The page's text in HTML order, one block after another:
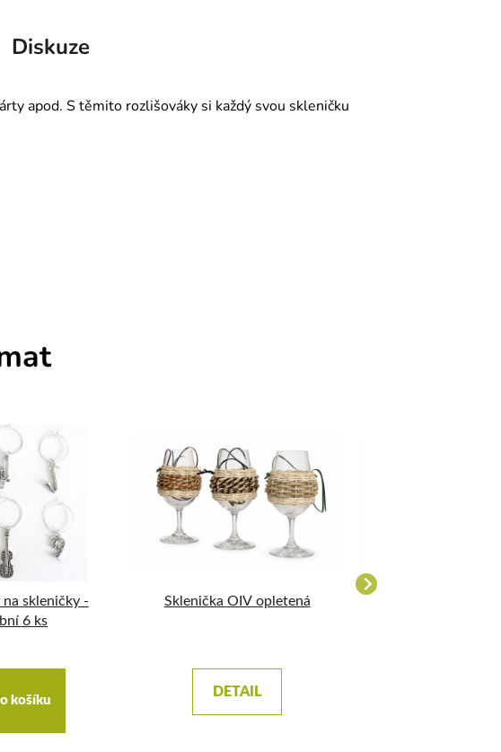
Diskuze
apod. S těmito rozlišováky si každý svou skleničku
na skleničky -
6 ks
košíku
Sklenička OIV opletená
DETAIL